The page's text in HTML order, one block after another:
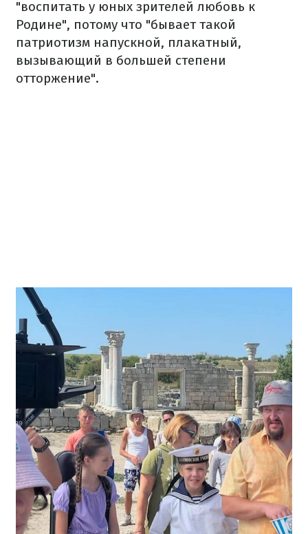
"воспитать у юных зрителей любовь к
Родине", потому что "бывает такой
патриотизм напускной, плакатный,
вызывающий в большей степени
отторжение".